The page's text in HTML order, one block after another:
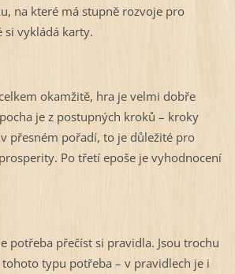
na které má stupně rozvoje pro
si vykládá karty.
okamžitě, hra je velmi dobře
je z postupných kroků – kroky
přesném pořadí, to je důležité pro
Po třetí epoše je vyhodnocení
potřeba přečíst si pravidla. Jsou trochu
typu potřeba – v pravidlech je i